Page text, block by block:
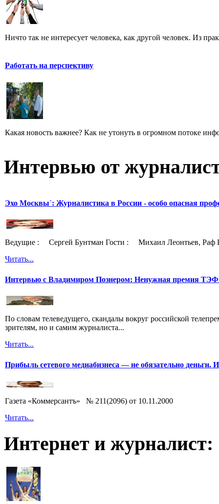
Ничто так не интересует человека, как другой человек. Из
Работать на перспективу
Какая новость важнее? Как не утонуть в огромном потоке
Интервью от
Эхо Москвы`: Журналистика в России - особо опасная
Ведущие : Сергей Бунтман Гости : Михаил Леонтьев, Раф
Читать...
Интервью с Владимиром Познером: Ненужная премия
По словам телеведущего, скандалы вокруг российской
зрителям, но и самим журналиста...
Читать...
Прибыль сетевого медиабизнеса — не обязательно деньги.
Газета «Коммерсантъ» № 211(2096) от 10.11.2000
Читать...
Интернет и журналист: